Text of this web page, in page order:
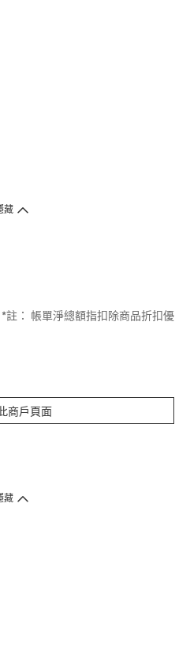
藏
註： 帳單淨總額指扣除商品折扣優
商戶頁面
外 ）
藏